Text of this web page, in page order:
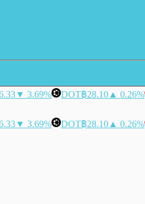
▼ 3.69% DOT฿28.10 ▲ 0.26%
▼ 3.69% DOT฿28.10 ▲ 0.26%